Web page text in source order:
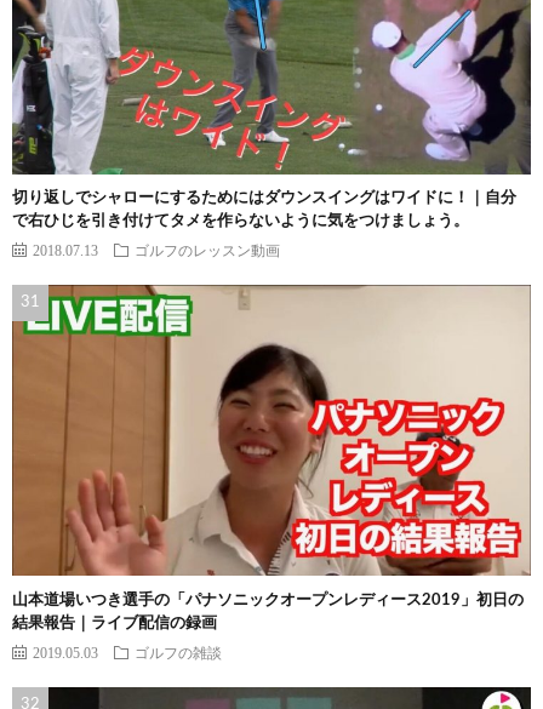
切り返しでシャローにするためにはダウンスイングはワイドに！｜自分
で右ひじを引き付けてタメを作らないように気をつけましょう。
2018.07.13 ゴルフのレッスン動画
山本道場いつき選手の「パナソニックオープンレディース2019」初日の
結果報告｜ライブ配信の録画
2019.05.03 ゴルフの雑談